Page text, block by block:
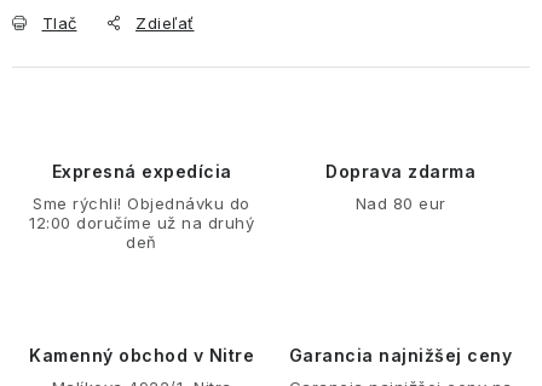
Tlač Zdieľať
Expresná expedícia
Sme rýchli! Objednávku do
12:00 doručíme už na druhý
deň
Doprava zdarma
Nad 80 eur
Kamenný obchod v Nitre Garancia najnižšej ceny